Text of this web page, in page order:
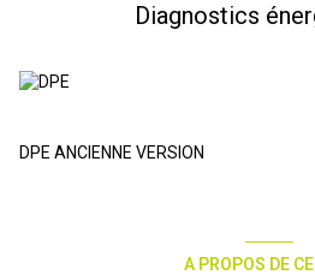
Diagnostics
DPE ANCIENNE VERSION
A PROPOS DE